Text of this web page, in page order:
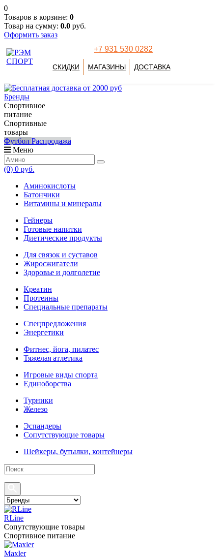
0
Товаров в корзине: 0
Товар на сумму: 0.0 руб.
Оформить заказ
+7 931 530 0282
СКИДКИ МАГАЗИНЫ ДОСТАВКА
Бренды
Спортивное
питание
Спортивные
товары
Футбол Распродажа
Меню
(0) 0 руб.
Аминокислоты
Батончики
Витамины и минералы
Гейнеры
Готовые напитки
Диетические продукты
Для связок и суставов
Жиросжигатели
Здоровье и долголетие
Креатин
Протеины
Специальные препараты
Спецпредложения
Энергетики
Фитнес, йога, пилатес
Тяжелая атлетика
Игровые виды спорта
Единоборства
Турники
Железо
Эспандеры
Сопутствующие товары
Шейкеры, бутылки, контейнеры
RLine
Сопутствующие товары
Спортивное питание
Maxler